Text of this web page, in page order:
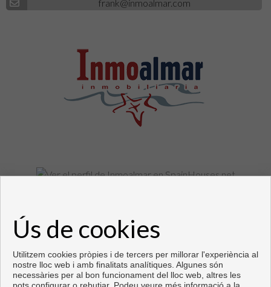
frank@inmoalmar.com
Copyright © 2026. Tots els drets reservats.
Desenvolupat perInmoenter. Avís legal
Ús de cookies
Utilitzem cookies pròpies i de tercers per millorar l'experiència al
nostre lloc web i amb finalitats analítiques. Algunes són
necessàries per al bon funcionament del lloc web, altres les